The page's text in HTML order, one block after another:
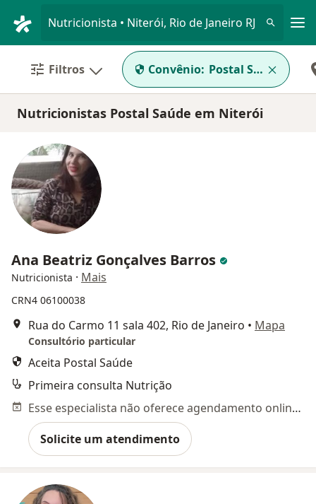
Nutricionista • Niterói, Rio de Janeiro RJ
Filtros Convênio: Postal Saúde
Nutricionistas Postal Saúde em Niterói
Ana Beatriz Gonçalves Barros
Nutricionista · Mais
CRN4 06100038
Rua do Carmo 11 sala 402, Rio de Janeiro • Mapa
Consultório particular
Aceita Postal Saúde
Primeira consulta Nutrição
Esse especialista não oferece agendamento online para esse endereço.
Solicite um atendimento